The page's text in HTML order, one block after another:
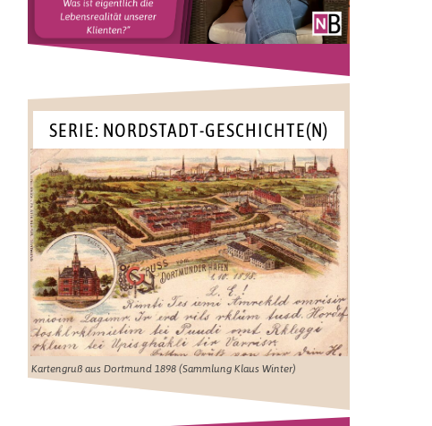
SERIE: NORDSTADT-GESCHICHTE(N)
Kartengruß aus Dortmund 1898 (Sammlung Klaus Winter)